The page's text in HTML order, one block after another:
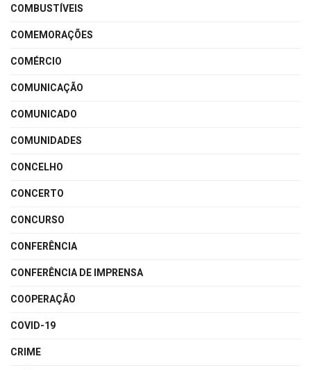
COMBUSTÍVEIS
COMEMORAÇÕES
COMÉRCIO
COMUNICAÇÃO
COMUNICADO
COMUNIDADES
CONCELHO
CONCERTO
CONCURSO
CONFERÊNCIA
CONFERÊNCIA DE IMPRENSA
COOPERAÇÃO
COVID-19
CRIME